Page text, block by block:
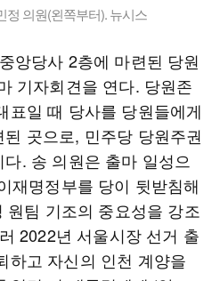
정 의원(왼쪽부터). 뉴시스
앙당사 2층에 마련된 당원
기자회견을 연다. 당원존
표일 때 당사를 당원들에게
곳으로, 민주당 당원주권
. 송 의원은 출마 일성으
재명정부를 당이 뒷받침해
원팀 기조의 중요성을 강조
2022년 서울시장 선거 출
하고 자신의 인천 계양을